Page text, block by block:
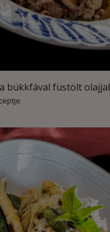
bükkfával füstölt olajjal